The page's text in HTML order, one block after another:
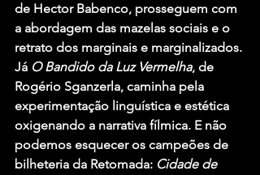
de Hector Babenco, prosseguem com
a abordagem das mazelas sociais e o
retrato dos marginais e marginalizados.
Já O Bandido da Luz Vermelha, de
Rogério Sganzerla, caminha pela
experimentação linguística e estética
oxigenando a narrativa fílmica. E não
podemos esquecer os campeões de
bilheteria da Retomada: Cidade de